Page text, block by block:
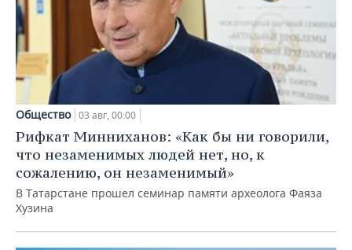
Общество 03 авг, 00:00
Рифкат Минниханов: «Как бы ни говорили,
что незаменимых людей нет, но, к
сожалению, он незаменимый»
В Татарстане прошел семинар памяти археолога Фаяза
Хузина